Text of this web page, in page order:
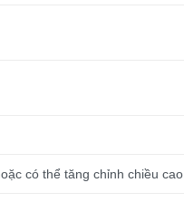
có thể tăng chỉnh chiều cao